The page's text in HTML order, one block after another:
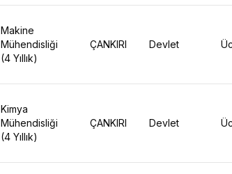
Makine
Mühendisliği
(4 Yıllık)
ÇANKIRI Devlet
Kimya
Mühendisliği
(4 Yıllık)
ÇANKIRI Devlet